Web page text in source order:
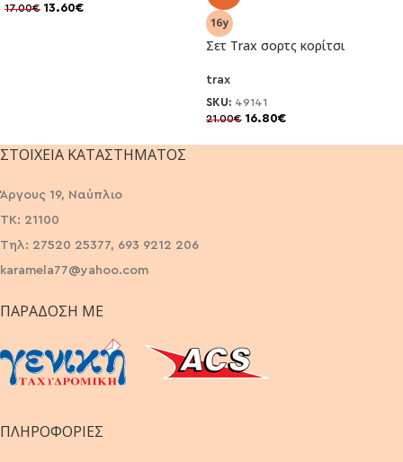
17.00€ 13.60€
Σετ Trax σορτς κορίτσι
trax
SKU: 49141
21.00€ 16.80€
ΣΤΟΙΧΕΊΑ ΚΑΤΑΣΤΉΜΑΤΟΣ
Άργους 19, Ναύπλιο
ΤΚ: 21100
Τηλ: 27520 25377, 693 9212 206
karamela77@yahoo.com
ΠΑΡΆΔΟΣΗ ΜΕ
ΠΛΗΡΟΦΟΡΙΕΣ